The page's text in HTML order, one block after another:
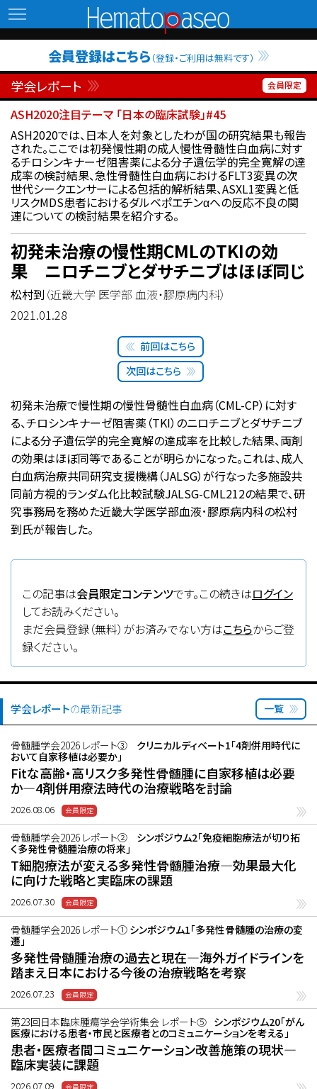
Hematopaseo
会員登録はこちら （登録・ご利用は無料です）
学会レポート
ASH2020注目テーマ 「日本の臨床試験」#45
ASH2020では、日本人を対象としたわが国の研究結果も報告
された。ここでは初発慢性期の成人慢性骨髄性白血病に対す
るチロシンキナーゼ阻害薬による分子遺伝学的完全寛解の達
成率の検討結果、急性骨髄性白血病におけるFLT3変異の次
世代シークエンサーによる包括的解析結果、ASXL1変異と低
リスクMDS患者におけるダルベポエチンαへの反応不良の関
連についての検討結果を紹介する。
初発未治療の慢性期CMLのTKIの効
果 ニロチニブとダサチニブはほぼ同じ
松村到 （近畿大学 医学部 血液・膠原病内科）
2021.01.28
次回はこちら
前回はこちら
初発未治療で慢性期の慢性骨髄性白血病（CML-CP）に対す
る、チロシンキナーゼ阻害薬（TKI）のニロチニブとダサチニブ
による分子遺伝学的完全寛解の達成率を比較した結果、両剤
の効果はほぼ同等であることが明らかになった。これは、成人
白血病治療共同研究支援機構（JALSG）が行なった多施設共
同前方視的ランダム化比較試験JALSG-CML212の結果で、研
究事務局を務めた近畿大学医学部血液･膠原病内科の松村
到氏が報告した。
この記事は会員限定コンテンツです。この続きはログイン
してお読みください。
まだ会員登録（無料）がお済みでない方はこちらからご登
録ください。
学会レポートの最新記事 一覧
骨髄腫学会2026 レポート③
クリニカルディベート1「4剤併用時代に
おいて自家移植は必要か」
Fitな高齢・高リスク多発性骨髄腫に自家移植は必要
か―4剤併用療法時代の治療戦略を討論
2026.08.06
骨髄腫学会2026 レポート②
シンポジウム2「免疫細胞療法が切り拓
く多発性骨髄腫治療の将来」
T細胞療法が変える多発性骨髄腫治療―効果最大化
に向けた戦略と実臨床の課題
2026.07.30
骨髄腫学会2026 レポート① シンポジウム1「多発性骨髄腫の治療の変
遷」
多発性骨髄腫治療の過去と現在―海外ガイドラインを
踏まえ日本における今後の治療戦略を考察
2026.07.23
第23回日本臨床腫瘍学会学術集会 レポート⑤ シンポジウム20「がん
医療における患者・市民と医療者とのコミュニケーションを考える」
患者・医療者間コミュニケーション改善施策の現状―
臨床実装に課題
2026.07.09